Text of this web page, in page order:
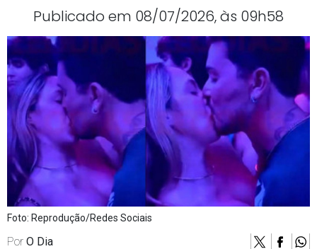
Publicado em 08/07/2026, às 09h58
Foto: Reprodução/Redes Sociais
Por O Dia